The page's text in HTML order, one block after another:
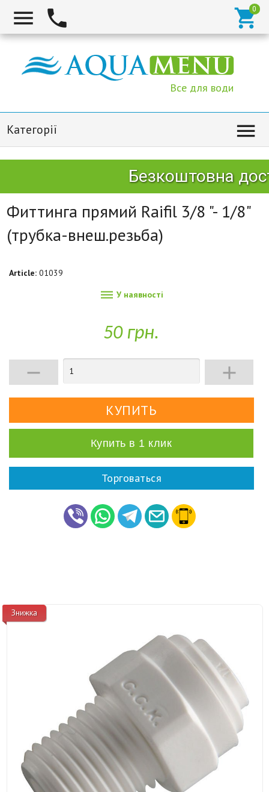
  
Все для води
Категорії 
Безкоштовна
Фиттинга прямий Raifil 3/8 "- 1/8"
(трубка-внеш.резьба)
Article: 01039
 У наявності
50 грн.
 
Купить в 1 клик
Торговаться
Знижка